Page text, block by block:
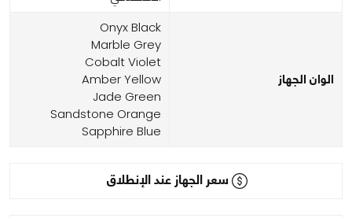
الوان الجهاز
Onyx Black
Marble Grey
Cobalt Violet
Amber Yellow
Jade Green
Sandstone Orange
Sapphire Blue
سعر الجهاز عند الإنطلاق